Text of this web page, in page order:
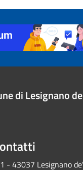
di Lesignano
- 43037 Lesignano